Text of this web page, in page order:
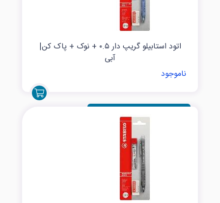
اتود استابیلو گریپ دار ۰.۵ + نوک + پاک کن|
آبی
ناموجود